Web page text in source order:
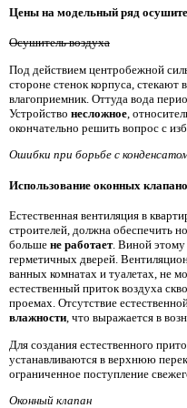
Цены на модельный ряд
Осушитель воздуха
Под действием центробежной
стороне стенок корпуса,
влагоприемник. Оттуда вода
Устройство несложное ,
окончательно решить вопрос с
Ошибки при борьбе с
Использование оконных
Естественная вентиляция в
строителей, должна обеспечить
больше не работает. Виной этому
герметичных дверей.
ванных комнатах и туалетах, не
естественный приток воздуха
проемах. Отсутствие
влажности, что выражается в
Для создания естественного
устанавливаются в верхнюю
ограниченное поступление
Оконный клапан